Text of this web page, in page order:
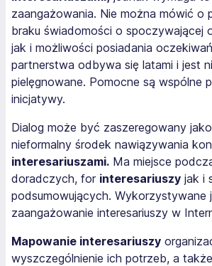
zaangażowania. Nie można mówić o
braku świadomości o spoczywającej
jak i możliwości posiadania
partnerstwa odbywa się latami i jest
pielęgnowane. Pomocne są wspólne
inicjatywy.
Dialog może być zaszeregowany
nieformalny środek nawiązywania
interesariuszami. Ma miejsce
doradczych, for interesariuszy jak i
podsumowujących. Wykorzystywane
zaangażowanie interesariuszy w
Mapowanie interesariuszy
wyszczególnienie ich potrzeb, a